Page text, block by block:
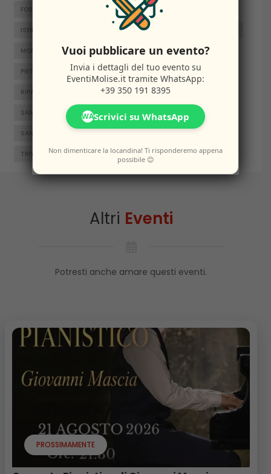
FOSSALTO FROSOLONE GAMBATESA
ISERNIA LARINO MACCHIAGODENA
MONTENERO DI BISACCIA ORATINO PESCHE
PIETRABBONDANTE PIETRACATELLA RICCIA
RIPALIMOSANI ROCCAMANDOLFI ROTELLO
SAN GIACOMO DEGLI SCHIAVONI SAN MASSIMO
SANTA CROCE DI MAGLIANO
TRIVENTO VENAFRO VINCHIATURO
Altri Eventi
Potresti anche amare questi eventi.
PROSSIMAMENTE
Vuoi pubblicare un evento?
Invia i dettagli del tuo evento su
EventiMolise.it tramite WhatsApp:
+39 350 191 8395
WAScrivici su WhatsApp
Non dimenticare la locandina! Ti risponderemo appena
possibile 😊